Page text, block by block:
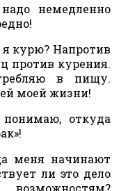
немедленно
я курю? Напротив
против курения.
в пищу.
моей жизни!
откуда
меня начинают
ли это дело